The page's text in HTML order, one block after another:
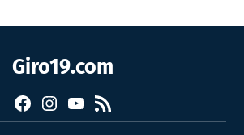
Giro19.com
FacebookInstagram
YouTube
RSS